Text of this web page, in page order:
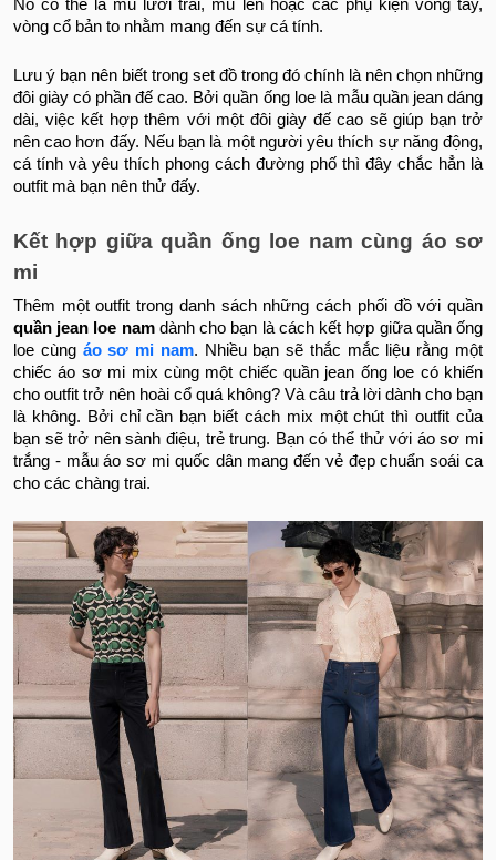
Nó có thể là mũ lưỡi trai, mũ len hoặc các phụ kiện vòng tay,
vòng cổ bản to nhằm mang đến sự cá tính.
Lưu ý bạn nên biết trong set đồ trong đó chính là nên chọn những
đôi giày có phần đế cao. Bởi quần ống loe là mẫu quần jean dáng
dài, việc kết hợp thêm với một đôi giày đế cao sẽ giúp bạn trở
nên cao hơn đấy. Nếu bạn là một người yêu thích sự năng động,
cá tính và yêu thích phong cách đường phố thì đây chắc hẳn là
outfit mà bạn nên thử đấy.
Kết hợp giữa quần ống loe nam cùng áo sơ
mi
Thêm một outfit trong danh sách những cách phối đồ với quần
quần jean loe nam dành cho bạn là cách kết hợp giữa quần ống
loe cùng áo sơ mi nam. Nhiều bạn sẽ thắc mắc liệu rằng một
chiếc áo sơ mi mix cùng một chiếc quần jean ống loe có khiến
cho outfit trở nên hoài cổ quá không? Và câu trả lời dành cho bạn
là không. Bởi chỉ cần bạn biết cách mix một chút thì outfit của
bạn sẽ trở nên sành điệu, trẻ trung. Bạn có thể thử với áo sơ mi
trắng - mẫu áo sơ mi quốc dân mang đến vẻ đẹp chuẩn soái ca
cho các chàng trai.